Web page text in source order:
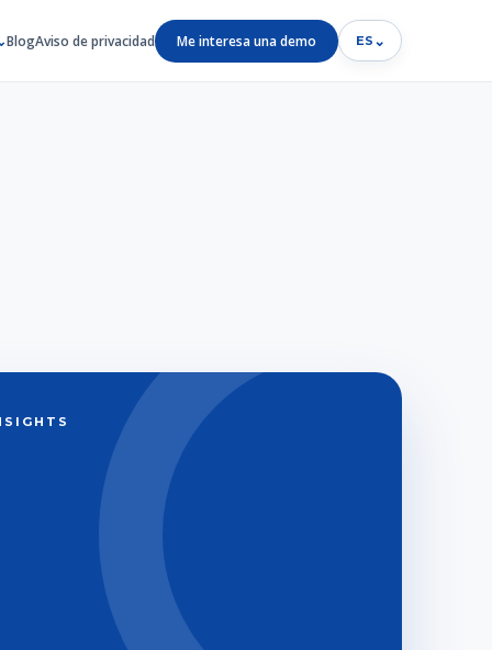
BlogAviso de privacidad Me interesa una demo ES ⌄